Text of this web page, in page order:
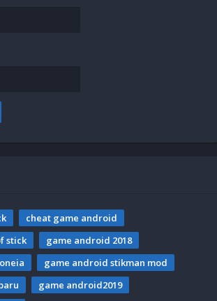
cheat game android
stick
game android 2018
game android stikman mod
game android2019